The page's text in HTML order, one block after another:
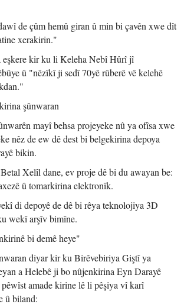
de çûm hemû giran û min bi çavên xwe dît
xerakirin."
kir ku li Keleha Nebî Hûrî jî
û "nêzîkî ji sedî 70yê rûberê vê kelehê
şûnwaran
mayî behsa projeyeke nû ya ofîsa xwe
nêz de ew dê dest bi belgekirina depoya
bikin.
Xelîl dane, ev proje dê bi du awayan be:
û tomarkirina elektronîk.
di depoyê de dê bi rêya teknolojiya 3D
wekî arşîv bimîne.
bi demê heye"
diyar kir ku Birêvebiriya Giştî ya
a Helebê ji bo nûjenkirina Eyn Darayê
amade kirine lê li pêşiya vî karî
û biland: